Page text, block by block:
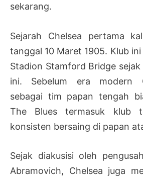
sekarang.
Sejarah Chelsea pertama
tanggal 10 Maret 1905. Klub
Stadion Stamford Bridge sejak
ini. Sebelum era modern
sebagai tim papan tengah
The Blues termasuk klub
konsisten bersaing di papan
Sejak diakusisi oleh
Abramovich, Chelsea juga